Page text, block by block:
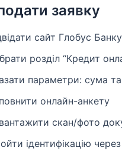
заявку
сайт Глобус
розділ “Кредит
параметри: сума
онлайн-анкету
скан/фото
ідентифікацію